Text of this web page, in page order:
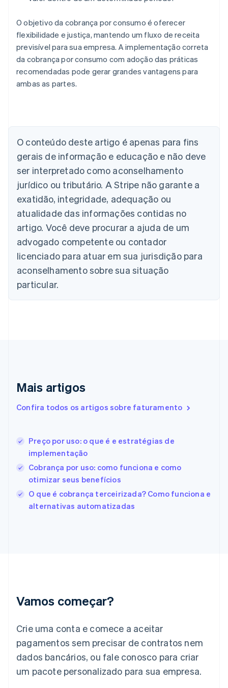
O objetivo da cobrança por consumo é oferecer
flexibilidade e justiça, mantendo um fluxo de receita
previsível para sua empresa. A implementação correta
da cobrança por consumo com adoção das práticas
recomendadas pode gerar grandes vantagens para
ambas as partes.
O conteúdo deste artigo é apenas para fins
gerais de informação e educação e não deve
ser interpretado como aconselhamento
jurídico ou tributário. A Stripe não garante a
exatidão, integridade, adequação ou
atualidade das informações contidas no
artigo. Você deve procurar a ajuda de um
advogado competente ou contador
licenciado para atuar em sua jurisdição para
aconselhamento sobre sua situação
particular.
Mais artigos
Confira todos os artigos sobre faturamento
Preço por uso: o que é e estratégias de
implementação
Cobrança por uso: como funciona e como
otimizar seus benefícios
O que é cobrança terceirizada? Como funciona e
alternativas automatizadas
Vamos começar?
Crie uma conta e comece a aceitar
pagamentos sem precisar de contratos nem
dados bancários, ou fale conosco para criar
um pacote personalizado para sua empresa.
Austrália
Áustria
DeutschEnglish
Bélgica
English
Brasil
PortuguêsEnglish
Bulgária
English
Canadá
English Français
China continental
简体中文 English
Chipre
Croácia
Eslovênia
Espanha
English Español简体中文
Estônia
English
Finlândia
EnglishSvenska
França
Français
Gibraltar
English
Italiano English
日本語English
Letônia
Liechtenstein